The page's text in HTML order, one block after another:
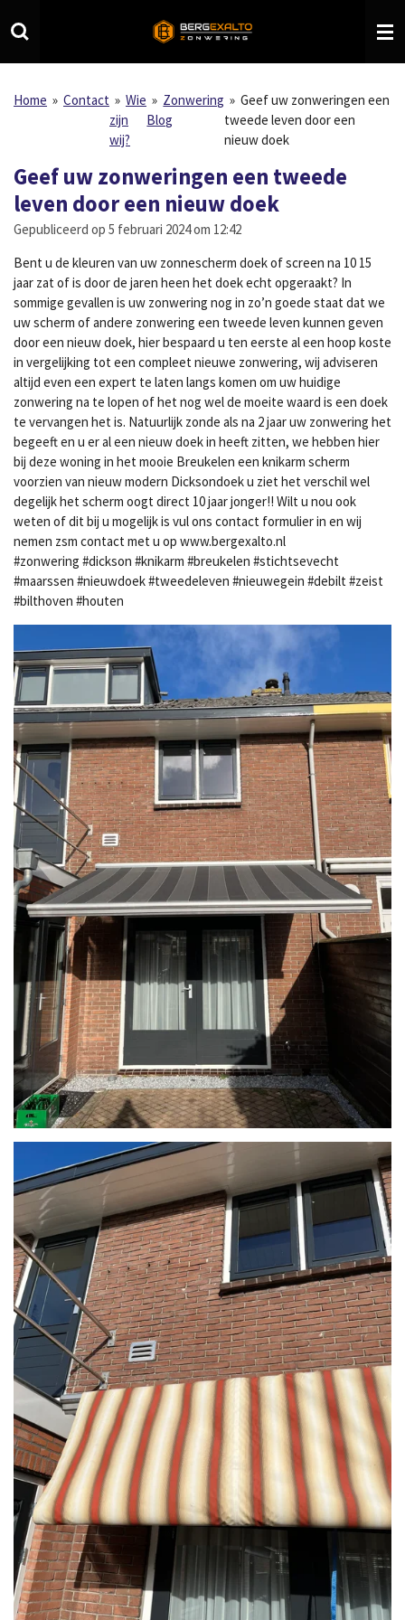
direct
hoofdinhoud
Home » Contact » Wie
zijn
wij?
» Zonwering
Blog
» Geef uw zonweringen een
tweede leven door een
nieuw doek
Geef uw zonweringen een tweede
leven door een nieuw doek
Gepubliceerd op 5 februari 2024 om 12:42
Bent u de kleuren van uw zonnescherm doek of screen na 10 15
jaar zat of is door de jaren heen het doek echt opgeraakt? In
sommige gevallen is uw zonwering nog in zo’n goede staat dat we
uw scherm of andere zonwering een tweede leven kunnen geven
door een nieuw doek, hier bespaard u ten eerste al een hoop koste
in vergelijking tot een compleet nieuwe zonwering, wij adviseren
altijd even een expert te laten langs komen om uw huidige
zonwering na te lopen of het nog wel de moeite waard is een doek
te vervangen het is. Natuurlijk zonde als na 2 jaar uw zonwering het
begeeft en u er al een nieuw doek in heeft zitten, we hebben hier
bij deze woning in het mooie Breukelen een knikarm scherm
voorzien van nieuw modern Dicksondoek u ziet het verschil wel
degelijk het scherm oogt direct 10 jaar jonger!! Wilt u nou ook
weten of dit bij u mogelijk is vul ons contact formulier in en wij
nemen zsm contact met u op www.bergexalto.nl
#zonwering #dickson #knikarm #breukelen #stichtsevecht
#maarssen #nieuwdoek #tweedeleven #nieuwegein #debilt #zeist
#bilthoven #houten